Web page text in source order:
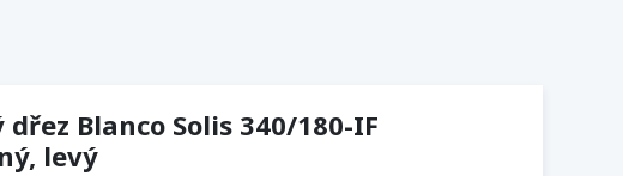
Blanco Solis 340/180-IF
levý